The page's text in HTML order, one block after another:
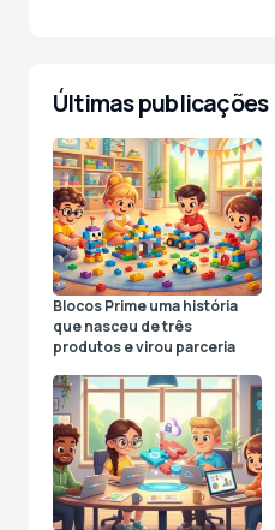
Últimas publicações
Blocos Prime uma história
que nasceu de três
produtos e virou parceria